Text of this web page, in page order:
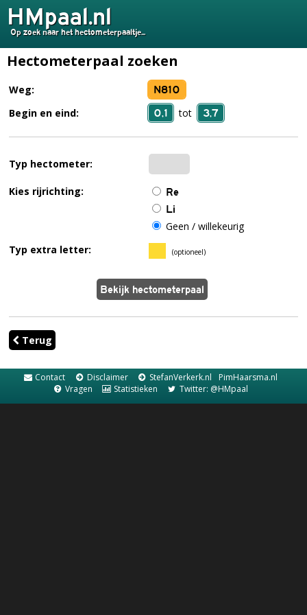
HMpaal.nl
Op zoek naar het hectometerpaaltje...
Hectometerpaal zoeken
Weg: N810
Begin en eind: 0,1 tot 3,7
Typ hectometer:
Kies rijrichting:
Re
Li
Geen / willekeurig
Typ extra letter:
(optioneel)
Terug
Contact Disclaimer StefanVerkerk.nl
PimHaarsma.nl
Vragen
Statistieken Twitter: @HMpaal